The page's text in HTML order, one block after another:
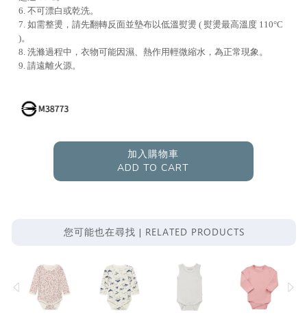
6. 不可漂白或乾洗。
7. 如需整燙，請先翻轉反面並墊布以低溫熨燙 ( 熨燙最高溫度 110°C
)。
8. 洗滌過程中，衣物可能因濕、熱作用輕微縮水，為正常現象。
9. 請遠離火源。
加入購物車
ADD TO CART
您可能也在尋找 | RELATED PRODUCTS